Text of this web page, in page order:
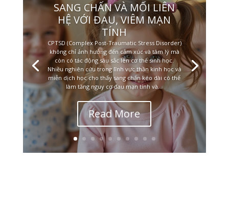
SANG CHẤN VÀ MỐI LIÊN
HỆ VỚI ĐAU, VIÊM MẠN
TÍNH
CPTSD (Complex Post-Traumatic Stress Disorder)
không chỉ ảnh hưởng đến cảm xúc và tâm lý mà
còn có tác động sâu sắc lên cơ thể sinh học.
Nhiều nghiên cứu trong lĩnh vực thần kinh học và
miễn dịch học cho thấy sang chấn kéo dài có thể
làm tăng nguy cơ đau mạn tính và...
Read More